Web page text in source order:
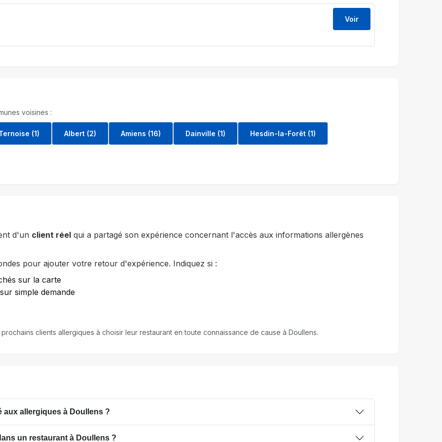
Voir
voisines :
(1) Albert (2) Amiens (16) Dainville (1) Hesdin-la-Forêt (1)
d'un client réel qui a partagé son expérience concernant l'accès aux informations allergènes
pour ajouter votre retour d'expérience. Indiquez si :
sur la carte
simple demande
clients allergiques à choisir leur restaurant en toute connaissance de cause à Doullens.
allergiques à Doullens ?
un restaurant à Doullens ?